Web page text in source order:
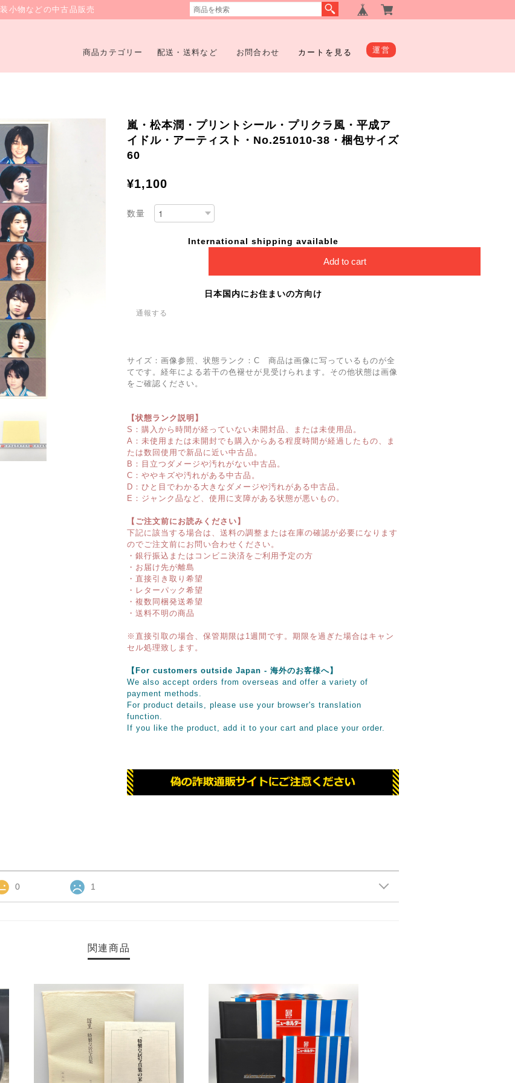
小物などの中古品販売
商品カテゴリー 配送・送料など お問合わせ カートを見る 運営
嵐・松本潤・プリントシール・プリクラ風・平成ア
イドル・アーティスト・No.251010-38・梱包サイズ
60
¥1,100
数量
International shipping available
Add to cart
日本国内にお住まいの方向け
通報する
サイズ：画像参照、状態ランク：C 商品は画像に写っているものが全
てです。経年による若干の色褪せが見受けられます。その他状態は画像
をご確認ください。
【状態ランク説明】
S：購入から時間が経っていない未開封品、または未使用品。
A：未使用または未開封でも購入からある程度時間が経過したもの、ま
たは数回使用で新品に近い中古品。
B：目立つダメージや汚れがない中古品。
C：ややキズや汚れがある中古品。
D：ひと目でわかる大きなダメージや汚れがある中古品。
E：ジャンク品など、使用に支障がある状態が悪いもの。
【ご注文前にお読みください】
下記に該当する場合は、送料の調整または在庫の確認が必要になります
のでご注文前にお問い合わせください。
・銀行振込またはコンビニ決済をご利用予定の方
・お届け先が離島
・直接引き取り希望
・レターパック希望
・複数同梱発送希望
・送料不明の商品
※直接引取の場合、保管期限は1週間です。期限を過ぎた場合はキャン
セル処理致します。
【For customers outside Japan - 海外のお客様へ】
We also accept orders from overseas and offer a variety of
payment methods.
For product details, please use your browser's translation
function.
If you like the product, add it to your cart and place your order.
0 1
関連商品